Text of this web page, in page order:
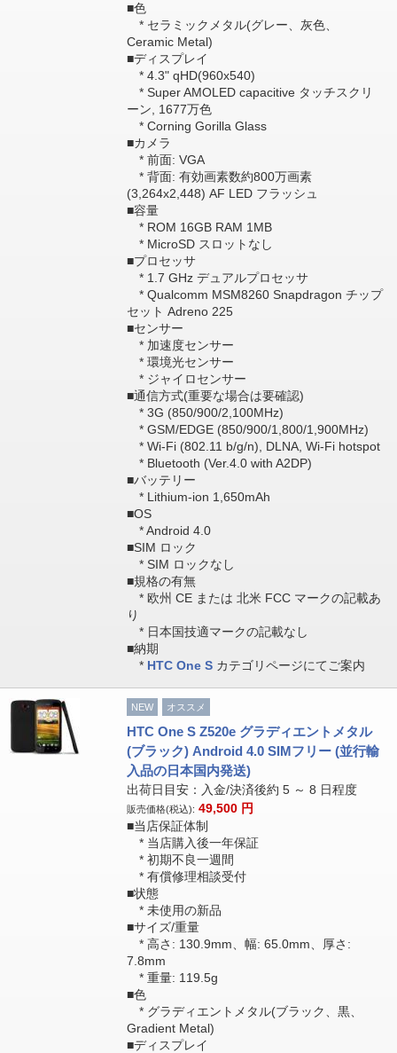
■色
* セラミックメタル(グレー、灰色、
Ceramic Metal)
■ディスプレイ
* 4.3" qHD(960x540)
* Super AMOLED capacitive タッチスクリ
ーン, 1677万色
* Corning Gorilla Glass
■カメラ
* 前面: VGA
* 背面: 有効画素数約800万画素
(3,264x2,448) AF LED フラッシュ
■容量
* ROM 16GB RAM 1MB
* MicroSD スロットなし
■プロセッサ
* 1.7 GHz デュアルプロセッサ
* Qualcomm MSM8260 Snapdragon チップ
セット Adreno 225
■センサー
* 加速度センサー
* 環境光センサー
* ジャイロセンサー
■通信方式(重要な場合は要確認)
* 3G (850/900/2,100MHz)
* GSM/EDGE (850/900/1,800/1,900MHz)
* Wi-Fi (802.11 b/g/n), DLNA, Wi-Fi hotspot
* Bluetooth (Ver.4.0 with A2DP)
■バッテリー
* Lithium-ion 1,650mAh
■OS
* Android 4.0
■SIM ロック
* SIM ロックなし
■規格の有無
* 欧州 CE または 北米 FCC マークの記載あ
り
* 日本国技適マークの記載なし
■納期
* HTC One Sカテゴリページにてご案内
NEW オススメ
HTC One S Z520e グラディエントメタル
(ブラック) Android 4.0 SIMフリー (並行輸
入品の日本国内発送)
出荷日目安：入金/決済後約 5 ～ 8 日程度
販売価格(税込): 49,500 円
■当店保証体制
* 当店購入後一年保証
* 初期不良一週間
* 有償修理相談受付
■状態
* 未使用の新品
■サイズ/重量
* 高さ: 130.9mm、幅: 65.0mm、厚さ:
7.8mm
* 重量: 119.5g
■色
* グラディエントメタル(ブラック、黒、
Gradient Metal)
■ディスプレイ